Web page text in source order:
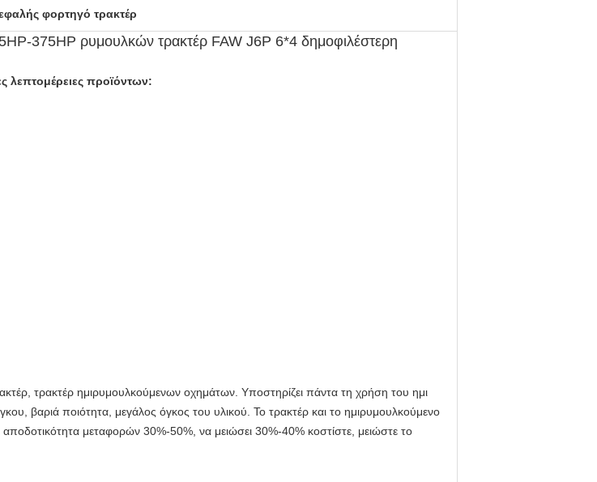
φορτηγό τρακτέρ
375HP ρυμουλκών τρακτέρ FAW J6P 6*4 δημοφιλέστερη
λεπτομέρειες προϊόντων:
τρακτέρ ημιρυμουλκούμενων οχημάτων . Υποστηρίζει πάντα τη χρήση του ημι
βαριά ποιότητα, μεγάλος όγκος του υλικού. Το τρακτέρ και το ημιρυμουλκούμενο
μεταφορών 30%-50%, να μειώσει 30%-40% κοστίστε, μειώστε το